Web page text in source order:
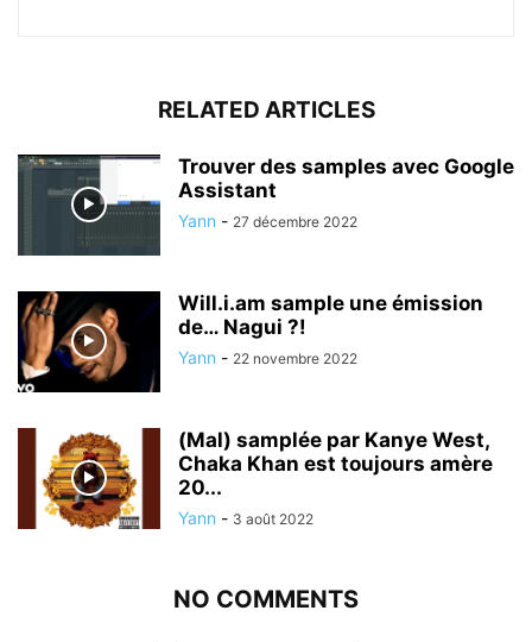
RELATED ARTICLES
Trouver des samples avec Google
Assistant
Yann - 27 décembre 2022
Will.i.am sample une émission
de… Nagui ?!
Yann - 22 novembre 2022
(Mal) samplée par Kanye West,
Chaka Khan est toujours amère
20...
Yann - 3 août 2022
NO COMMENTS